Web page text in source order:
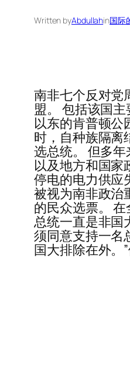
Written byAbdullahin国际
南非七个反对党
盟。 包括该国
以东的肯普顿公
时，自种族隔离
选总统。 但多
以及地方和国家
停电的电力供应
被视为南非政治
的民众选票。
总统一直是非国
须同意支持一名
国大排除在外。